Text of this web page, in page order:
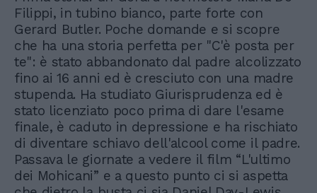
Filippi, in tubino bianco, parte forte con
Gerard Butler. Poche domande e si scopre
che ha una storia perfetta per "C'è posta per
te": è stato abbandonato dal padre alcolizzato
fino ai 16 anni ed è cresciuto con una madre
stupenda. Ha studiato Giurisprudenza ed è
stato licenziato poco prima di dare l'esame
finale, è caduto in depressione e ha rischiato
di diventare schiavo dell'alcool come il padre.
Passava le giornate a vedere il film “L'ultimo
dei Mohicani” e a questo punto ci si aspetta